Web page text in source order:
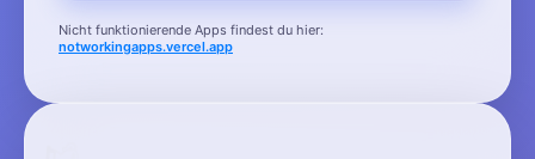
Nicht funktionierende Apps findest du hier:
notworkingapps.vercel.app